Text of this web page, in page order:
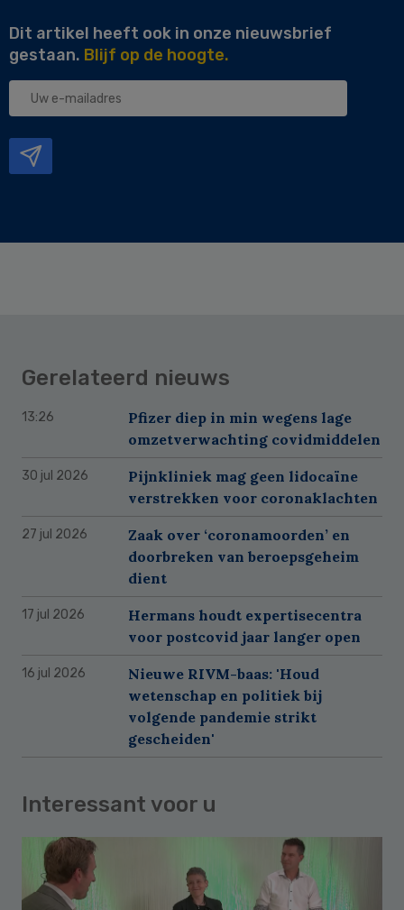
Dit artikel heeft ook in onze nieuwsbrief
gestaan. Blijf op de hoogte.
Uw
Gerelateerd nieuws
13:26
Pfizer diep in min wegens lage
omzetverwachting covidmiddelen
30 jul 2026
Pijnkliniek mag geen lidocaïne
verstrekken voor coronaklachten
27 jul 2026
Zaak over ‘coronamoorden’ en
doorbreken van beroepsgeheim
dient
17 jul 2026
Hermans houdt expertisecentra
voor postcovid jaar langer open
16 jul 2026
Nieuwe RIVM-baas: 'Houd
wetenschap en politiek bij
volgende pandemie strikt
gescheiden'
Interessant voor u